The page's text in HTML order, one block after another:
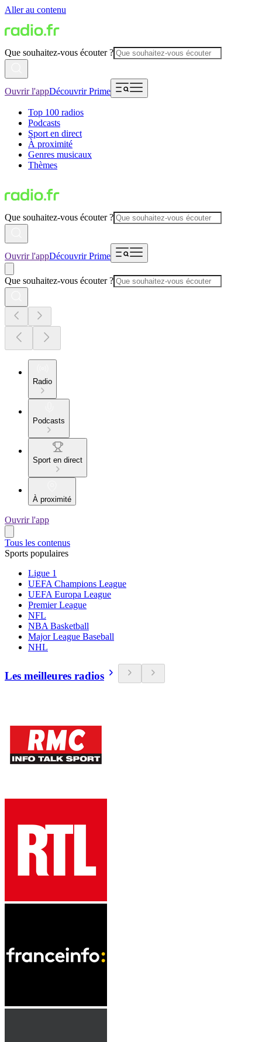
Aller au contenu
Que souhaitez-vous écouter ?
Ouvrir l'appDécouvrir Prime
Top 100 radios
Podcasts
Sport en direct
À proximité
Genres musicaux
Thèmes
Que souhaitez-vous écouter ?
Ouvrir l'appDécouvrir Prime
Que souhaitez-vous écouter ?
Radio
Podcasts
Sport en direct
À proximité
Ouvrir l'app
Tous les contenus
Sports populaires
Ligue 1
UEFA Champions League
UEFA Europa League
Premier League
NFL
NBA Basketball
Major League Baseball
NHL
Les meilleures radios